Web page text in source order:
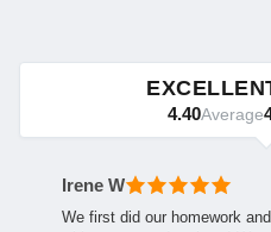
4.40Average
Irene W
We first did our homework